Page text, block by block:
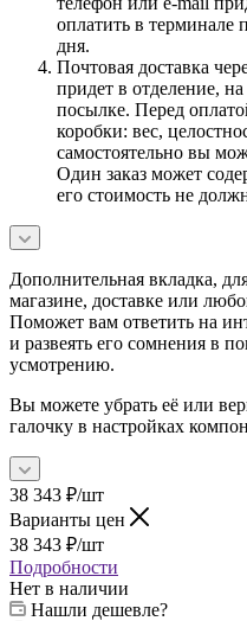
оплатить в терминале
дня.
Почтовая доставка
придет в отделение,
посылке. Перед
коробки: вес,
самостоятельно вы
Один заказ может
его стоимость не
Дополнительная вкладка,
магазине, доставке или
Поможет вам ответить на
и развеять его сомнения в
усмотрению.
Вы можете убрать её или
галочку в настройках
38 343 ₽/шт
Варианты цен
38 343 ₽/шт
Подробности
Нет в наличии
Нашли дешевле?